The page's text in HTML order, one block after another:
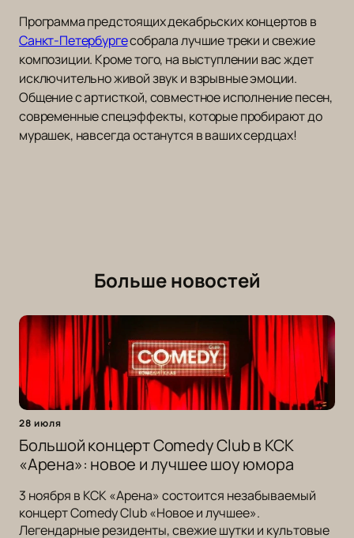
Программа предстоящих декабрьских концертов в
Санкт-Петербургесобрала лучшие треки и свежие
композиции. Кроме того, на выступлении вас ждет
исключительно живой звук и взрывные эмоции.
Общение с артисткой, совместное исполнение песен,
современные спецэффекты, которые пробирают до
мурашек, навсегда останутся в ваших сердцах!
Больше новостей
28 июля
Большой концерт Comedy Club в КСК
«Арена»: новое и лучшее шоу юмора
3 ноября в КСК «Арена» состоится незабываемый
концерт Comedy Club «Новое и лучшее».
Легендарные резиденты, свежие шутки и культовые